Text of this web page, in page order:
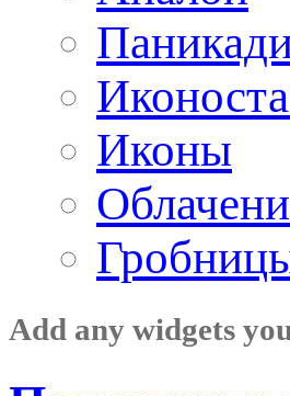
Иконы
Add any widgets